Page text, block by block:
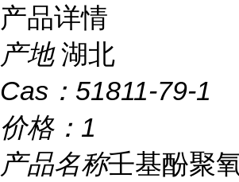
产品详情
产地 湖北
Cas： 51811-79-1
价格： 1
产品名称壬基酚聚